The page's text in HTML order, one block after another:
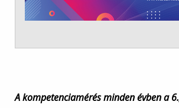
A kompetenciamérés minden évben a